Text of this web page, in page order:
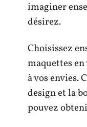
imaginer
désirez.
Choisissez
maquettes en
à vos envies.
design et la
pouvez